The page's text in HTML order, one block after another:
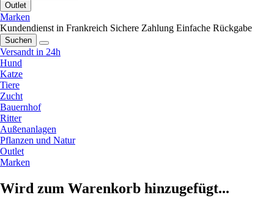
Outlet
Marken
Kundendienst in Frankreich Sichere Zahlung Einfache Rückgabe
Suchen
Versandt in 24h
Hund
Katze
Tiere
Zucht
Bauernhof
Ritter
Außenanlagen
Pflanzen und Natur
Outlet
Marken
Wird zum Warenkorb hinzugefügt...